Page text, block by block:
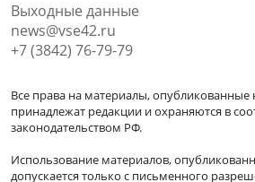
Выходные данные
news@vse42.ru
+7 (3842) 76-79-79
Все права на материалы, опубликованные
принадлежат редакции и охраняются в
законодательством РФ.
Использование материалов,
допускается только с письменного